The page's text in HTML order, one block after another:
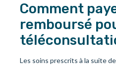
Comment
remboursé
Les soins prescrits à la suite